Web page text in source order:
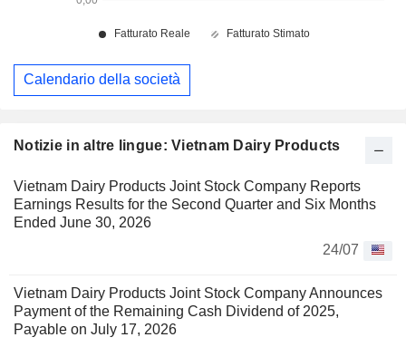
Notizie in altre lingue: Vietnam Dairy Products
Vietnam Dairy Products Joint Stock Company Reports
Earnings Results for the Second Quarter and Six Months
Ended June 30, 2026
24/07
Vietnam Dairy Products Joint Stock Company Announces
Payment of the Remaining Cash Dividend of 2025,
Payable on July 17, 2026
Calendario della società